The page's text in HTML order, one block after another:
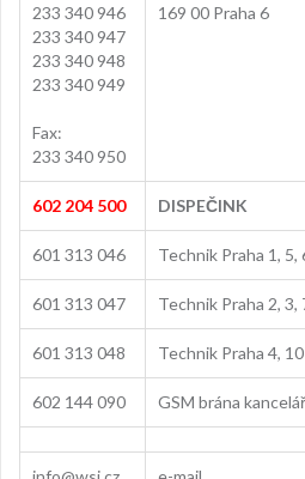
233 340 946
233 340 947
233 340 948
233 340 949
Fax:
233 340 950
169 00 Praha 6
602 204 500 DISPEČINK
601 313 046 Technik Praha 1, 5,
601 313 047 Technik Praha 2, 3,
601 313 048 Technik Praha 4,
602 144 090 GSM brána kancelář